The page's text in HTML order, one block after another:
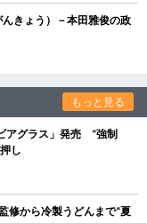
きょう）－本田雅俊の政
もっと見る
アグラス」発売 “強制
し
修から冷製うどんまで“夏